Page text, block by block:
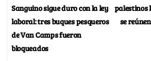
palestinos
se
Sanguino sigue duro con la ley
laboral: tres buques pesqueros
de Van Camps fueron
bloqueados